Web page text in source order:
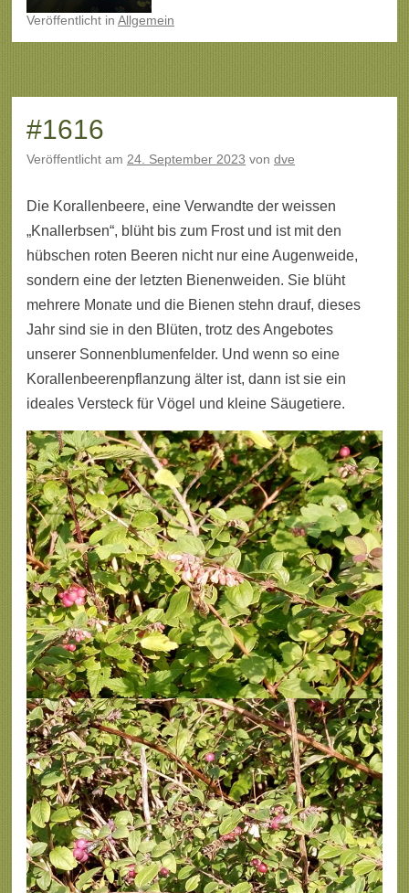
Veröffentlicht in Allgemein
#1616
Veröffentlicht am 24. September 2023 von dve
Die Korallenbeere, eine Verwandte der weissen
„Knallerbsen“, blüht bis zum Frost und ist mit den
hübschen roten Beeren nicht nur eine Augenweide,
sondern eine der letzten Bienenweiden. Sie blüht
mehrere Monate und die Bienen stehn drauf, dieses
Jahr sind sie in den Blüten, trotz des Angebotes
unserer Sonnenblumenfelder. Und wenn so eine
Korallenbeerenpflanzung älter ist, dann ist sie ein
ideales Versteck für Vögel und kleine Säugetiere.